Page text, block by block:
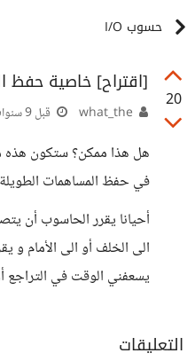
حسوب I/O
20
[اقتراح] خاصية
قبل 9 سنوات
هل هذا ممكن؟ ستكون هذه
في حفظ المساهمات
أحيانا يقرر الحاسوب أن
الى الخلف أو الى الأمام و
يسعفني الوقت في التراجع
التعليقات